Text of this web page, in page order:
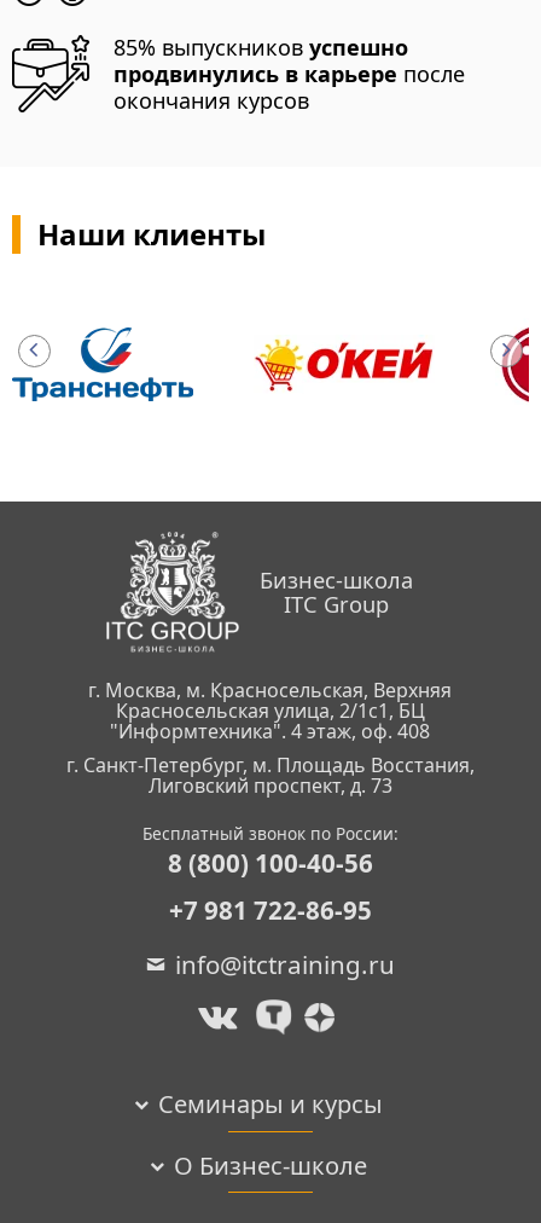
85% выпускниковуспешно
продвинулись в карьере после
окончания курсов
Наши клиенты
Бизнес-школа
ITC Group
г. Москва, м. Красносельская, Верхняя
Красносельская улица, 2/1с1, БЦ
"Информтехника". 4 этаж, оф. 408
г. Санкт-Петербург, м. Площадь Восстания,
Лиговский проспект, д. 73
Бесплатный звонок по России:
8 (800) 100-40-56
+7 981 722-86-95
info@itctraining.ru
Семинары и курсы
О Бизнес-школе